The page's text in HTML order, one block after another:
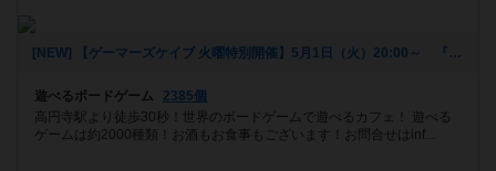
[NEW] 【ゲーマーズケイブ 火曜特別開催】5月1日（火）20:00～ 『ロールプレイヤー』（2018年04月22日 18時42分）
遊べるボードゲーム
2385個
高円寺駅より徒歩30秒！世界のボードゲームで遊べるカフェ！ 遊べる
ゲームは約2000種類！お酒もお食事もございます！お問合せはinf...